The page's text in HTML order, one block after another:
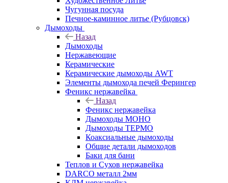
Чугунная посуда
Печное-каминное литье (Рубцовск)
Дымоходы
Назад
Дымоходы
Нержавеющие
Керамические
Керамические дымоходы AWT
Элементы дымохода печей Ферингер
Феникс нержавейка
Назад
Феникс нержавейка
Дымоходы МОНО
Дымоходы ТЕРМО
Коаксиальные дымоходы
Общие детали дымоходов
Баки для бани
Теплов и Сухов нержавейка
DARCO металл 2мм